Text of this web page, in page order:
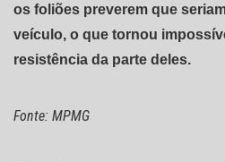
os foliões preverem que
veículo, o que tornou
resistência da parte deles.
Fonte: MPMG